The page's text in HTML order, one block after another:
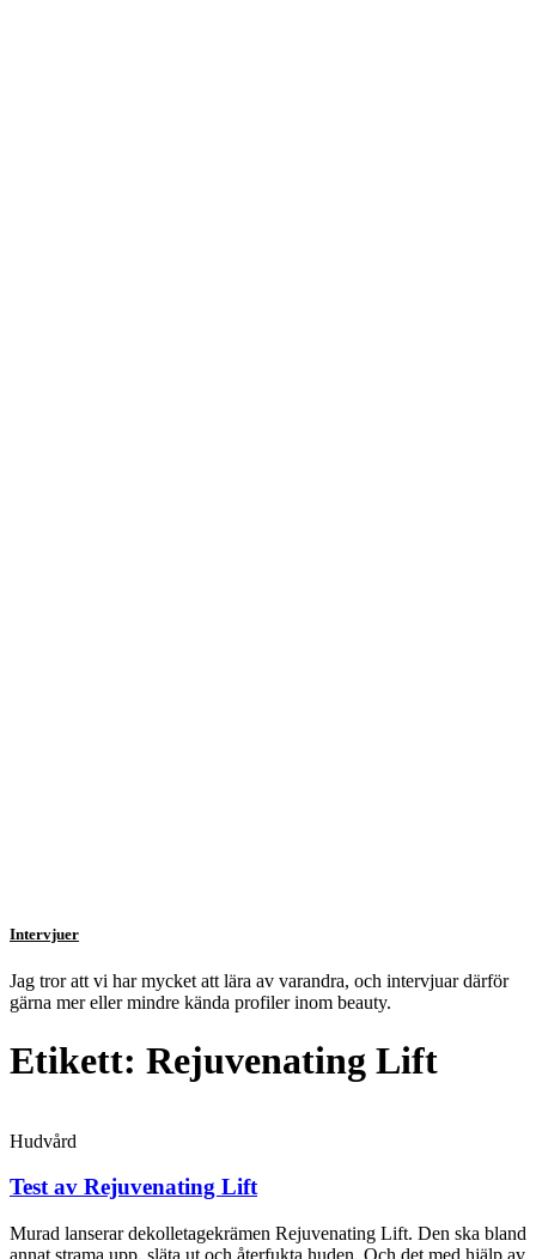
Intervjuer
Jag tror att vi har mycket att lära av varandra, och intervjuar därför
gärna mer eller mindre kända profiler inom beauty.
Etikett: Rejuvenating Lift
Hudvård
Test av Rejuvenating Lift
Murad lanserar dekolletagekrämen Rejuvenating Lift. Den ska bland